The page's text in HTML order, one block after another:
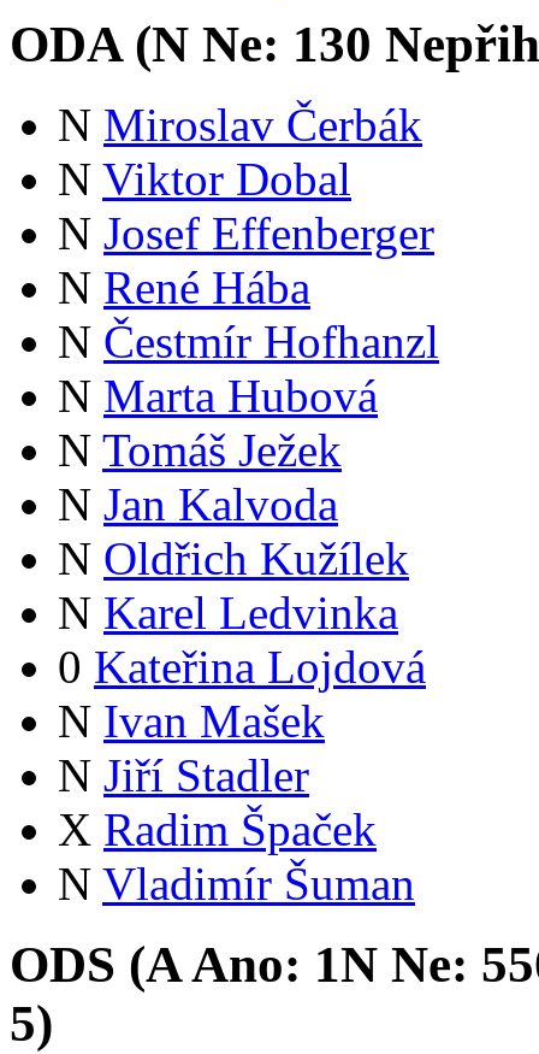
ODA (N Ne: 130
N Miroslav Čerbák
N Viktor Dobal
N Josef Effenberger
N René Hába
N Čestmír Hofhanzl
N Marta Hubová
N Tomáš Ježek
N Jan Kalvoda
N Oldřich Kužílek
N Karel Ledvinka
0 Kateřina Lojdová
N Ivan Mašek
N Jiří Stadler
X Radim Špaček
N Vladimír Šuman
ODS (AAno: 1N Ne: 55
5)